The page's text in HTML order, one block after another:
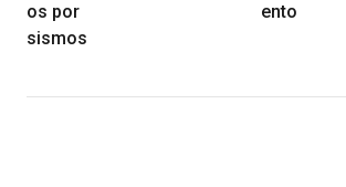
os por
sismos
ento